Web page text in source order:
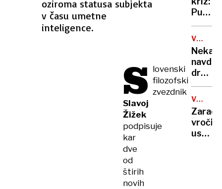
oziroma statusa subjekta
v času umetne
inteligence.
S lovenski
filozofski
zvezdnik
Slavoj
Žižek
podpisuje
kar
dve
od
štirih
novih
rakete
podrla
lastni
rekord
Putin
je
našel
novo
orožje
za
V
ZDA
drugi
nove
viruse
VAL
Zaradi